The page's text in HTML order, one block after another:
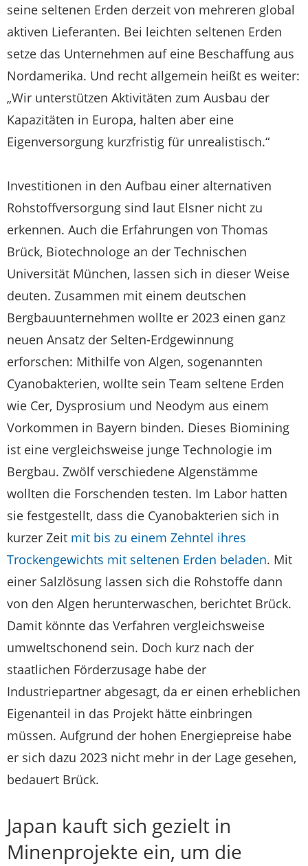
seine seltenen Erden derzeit von mehreren global
aktiven Lieferanten. Bei leichten seltenen Erden
setze das Unternehmen auf eine Beschaffung aus
Nordamerika. Und recht allgemein heißt es weiter:
„Wir unterstützen Aktivitäten zum Ausbau der
Kapazitäten in Europa, halten aber eine
Eigenversorgung kurzfristig für unrealistisch.“
Investitionen in den Aufbau einer alternativen
Rohstoffversorgung sind laut Elsner nicht zu
erkennen. Auch die Erfahrungen von Thomas
Brück, Biotechnologe an der Technischen
Universität München, lassen sich in dieser Weise
deuten. Zusammen mit einem deutschen
Bergbauunternehmen wollte er 2023 einen ganz
neuen Ansatz der Selten-Erdgewinnung
erforschen: Mithilfe von Algen, sogenannten
Cyanobakterien, wollte sein Team seltene Erden
wie Cer, Dysprosium und Neodym aus einem
Vorkommen in Bayern binden. Dieses Biomining
ist eine vergleichsweise junge Technologie im
Bergbau. Zwölf verschiedene Algenstämme
wollten die Forschenden testen. Im Labor hatten
sie festgestellt, dass die Cyanobakterien sich in
kurzer Zeit mit bis zu einem Zehntel ihres
Trockengewichts mit seltenen Erden beladen. Mit
einer Salzlösung lassen sich die Rohstoffe dann
von den Algen herunterwaschen, berichtet Brück.
Damit könnte das Verfahren vergleichsweise
umweltschonend sein. Doch kurz nach der
staatlichen Förderzusage habe der
Industriepartner abgesagt, da er einen erheblichen
Eigenanteil in das Projekt hätte einbringen
müssen. Aufgrund der hohen Energiepreise habe
er sich dazu 2023 nicht mehr in der Lage gesehen,
bedauert Brück.
Japan kauft sich gezielt in
Minenprojekte ein, um die